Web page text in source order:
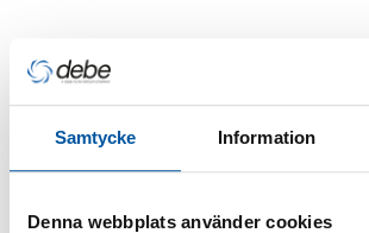
Samtycke Information
Denna webbplats använder cookies
Produktbeskrivning
Kurvor
Teknisk dokumentation